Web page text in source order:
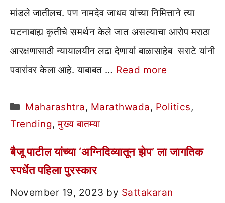
मांडले जातीलच. पण नामदेव जाधव यांच्या निमित्ताने त्या
घटनाबाह्य कृतीचे समर्थन केले जात असल्याचा आरोप मराठा
आरक्षणासाठी न्यायालयीन लढा देणार्या बाळासाहेब सराटे यांनी
पवारांवर केला आहे. याबाबत … Read more
Categories
Maharashtra, Marathwada, Politics,
Trending,मुख्य बातम्या
बैजू पाटील यांच्या ‘अग्निदिव्यातून झेप’ ला जागतिक
स्पर्धेत पहिला पुरस्कार
November 19, 2023 by Sattakaran